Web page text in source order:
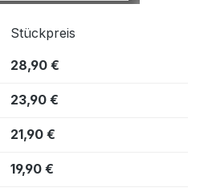
Stückpreis
28,90 €
23,90 €
21,90 €
19,90 €